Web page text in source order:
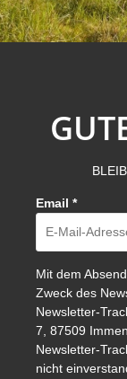
Email *
Mit dem
Zweck des
Newsletter-
7, 87509
Newsletter-
nicht